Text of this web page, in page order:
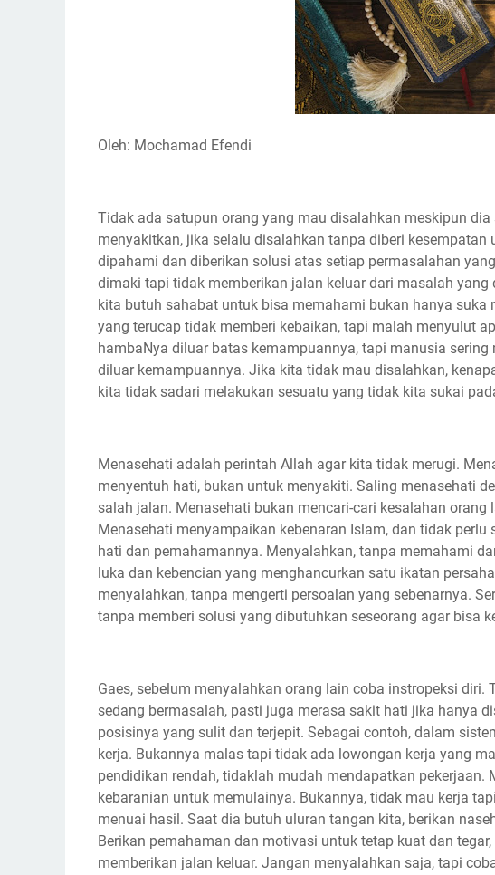
Oleh: Mochamad Efendi
Tidak ada satupun orang yang mau disalahkan meskipun
menyakitkan, jika selalu disalahkan tanpa diberi kesempatan
dipahami dan diberikan solusi atas setiap permasalahan
dimaki tapi tidak memberikan jalan keluar dari masalah
kita butuh sahabat untuk bisa memahami bukan hanya
yang terucap tidak memberi kebaikan, tapi malah menyulut
hambaNya diluar batas kemampuannya, tapi manusia
diluar kemampuannya. Jika kita tidak mau disalahkan,
kita tidak sadari melakukan sesuatu yang tidak kita sukai
Menasehati adalah perintah Allah agar kita tidak merugi.
menyentuh hati, bukan untuk menyakiti. Saling menasehati
salah jalan. Menasehati bukan mencari-cari kesalahan
Menasehati menyampaikan kebenaran Islam, dan tidak
hati dan pemahamannya. Menyalahkan, tanpa memahami
luka dan kebencian yang menghancurkan satu ikatan
menyalahkan, tanpa mengerti persoalan yang sebenarnya.
tanpa memberi solusi yang dibutuhkan seseorang agar bisa
Gaes, sebelum menyalahkan orang lain coba instropeksi
sedang bermasalah, pasti juga merasa sakit hati jika hanya
posisinya yang sulit dan terjepit. Sebagai contoh, dalam
kerja. Bukannya malas tapi tidak ada lowongan kerja yang
pendidikan rendah, tidaklah mudah mendapatkan pekerjaan.
kebaranian untuk memulainya. Bukannya, tidak mau kerja
menuai hasil. Saat dia butuh uluran tangan kita, berikan
Berikan pemahaman dan motivasi untuk tetap kuat dan
memberikan jalan keluar. Jangan menyalahkan saja, tapi